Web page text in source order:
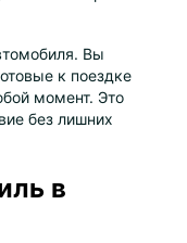
Вы
к поездке
момент. Это
без лишних
в